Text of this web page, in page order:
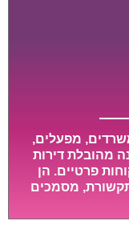
מפעלים,
מהובלת דירות
פרטיים. הן
מסמכים
אשר תבטיח